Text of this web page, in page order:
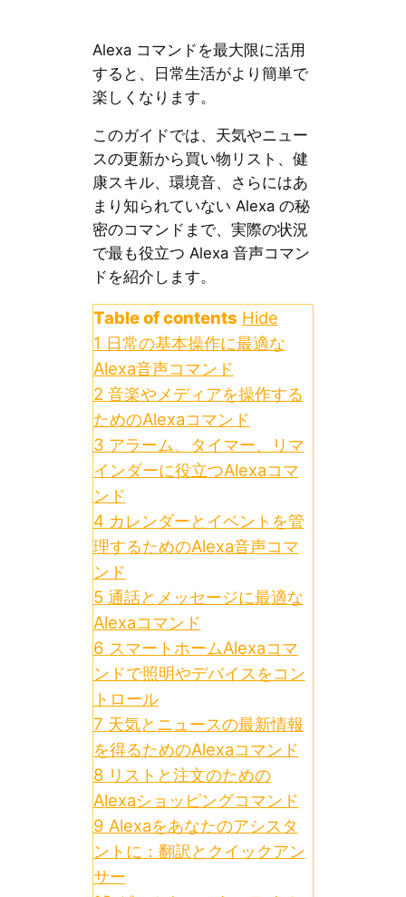
Alexa コマンドを最大限に活用
すると、日常生活がより簡単で
楽しくなります。
このガイドでは、天気やニュー
スの更新から買い物リスト、健
康スキル、環境音、さらにはあ
まり知られていない Alexa の秘
密のコマンドまで、実際の状況
で最も役立つ Alexa 音声コマン
ドを紹介します。
Table of contents Hide
1 日常の基本操作に最適な
Alexa音声コマンド
2 音楽やメディアを操作する
ためのAlexaコマンド
3 アラーム、タイマー、リマ
インダーに役立つAlexaコマ
ンド
4 カレンダーとイベントを管
理するためのAlexa音声コマ
ンド
5 通話とメッセージに最適な
Alexaコマンド
6 スマートホームAlexaコマ
ンドで照明やデバイスをコン
トロール
7 天気とニュースの最新情報
を得るためのAlexaコマンド
8 リストと注文のための
Alexaショッピングコマンド
9 Alexaをあなたのアシスタ
ントに：翻訳とクイックアン
サー